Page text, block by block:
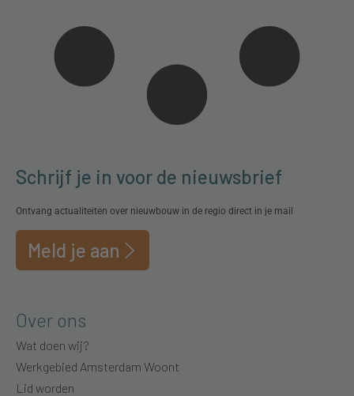
Schrijf je in voor de nieuwsbrief
Ontvang actualiteiten over nieuwbouw in de regio direct in je mail
Meld je aan
Over ons
Wat doen wij?
Werkgebied Amsterdam Woont
Lid worden